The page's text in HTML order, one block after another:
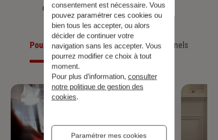
d’aujourd’hui et anticiper ceux de demain.
Pour les particuliers Pour les professionnels
consentement est nécessaire. Vous
pouvez paramétrer ces cookies ou
bien tous les accepter, ou alors
décider de continuer votre
navigation sans les accepter. Vous
pourrez modifier ce choix à tout
moment.
Pour plus d’information, consulter
notre politique de gestion des
cookies.
Paramétrer mes cookies